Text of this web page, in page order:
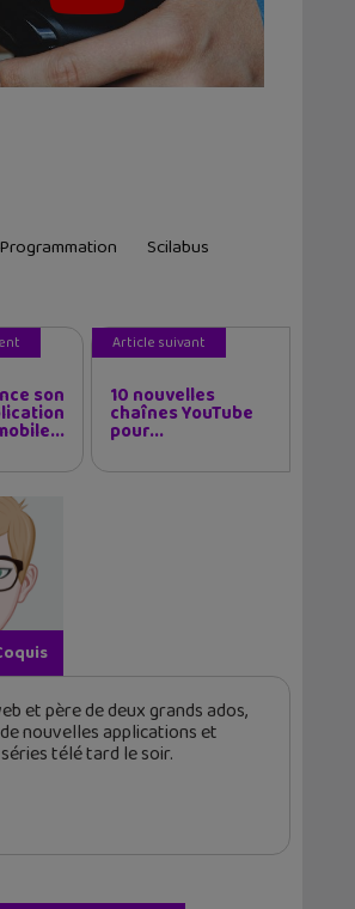
Programmation
Scilabus
son
Article suivant
10 nouvelles
chaînes YouTube
pour...
et père de deux grands ados,
nouvelles applications et
télé tard le soir.